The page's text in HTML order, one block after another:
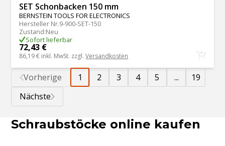
SET Schonbacken 150 mm
BERNSTEIN TOOLS FOR ELECTRONICS
Hersteller Nr.9-900-SET-150
Zustand:Neu
Sofort lieferbar
72,43 €
86,19 € inkl. MwSt. zzgl.Versandkosten
Vorherige 1 2 3 4 5 ...
19
Nächste
Schraubstöcke online kaufen